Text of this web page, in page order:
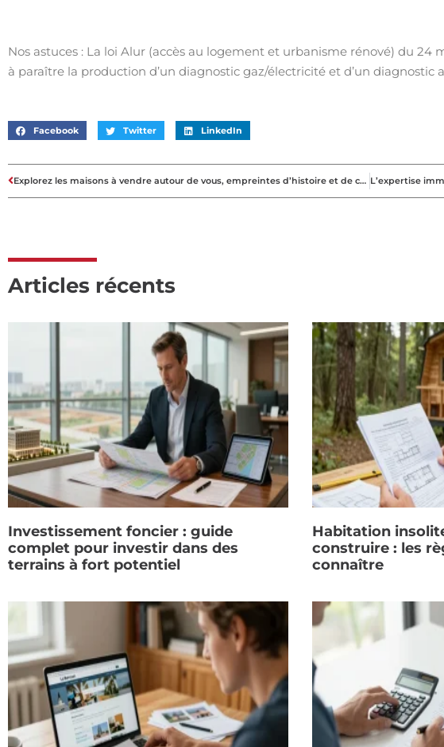
Nos astuces : La loi Alur (accès au logement et urbanisme rénové) du
à paraître la production d’un diagnostic gaz/électricité et d’un
Facebook Twitter LinkedIn
Explorez les maisons à vendre autour de vous, empreintes d’histoire et de charme !
Articles récents
Investissement foncier : guide
complet pour investir dans des
terrains à fort potentiel
Habitation
construire : les
connaître